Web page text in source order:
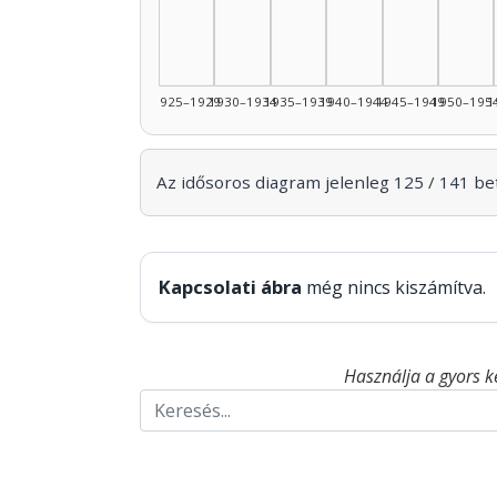
1925–19291930–19341935–19391940–19441945–1949
Az idősoros diagram jelenleg 125 / 141
Kapcsolati ábra még nincs kiszámítva.
Használja a gyors